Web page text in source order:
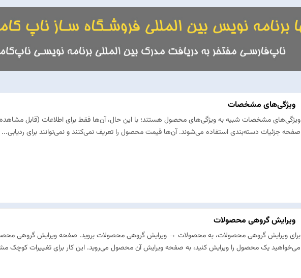
ویژگی‌های مشخصات
ویژگی‌های مشخصات شبیه به ویژگی‌های محصول هستند؛ با این حال، آن‌ها فقط برای اطلاعات (قابل
صفحه جزئیات دسته‌بندی استفاده می‌شوند. آن‌ها قیمت محصول را تعریف نمی‌کنند و نمی‌توانند برای ردیابی...
ویرایش گروهی محصولات
برای ویرایش گروهی محصولات، به محصولات → ویرایش گروهی محصولات بروید. صفحه ویرایش گروهی
می‌خواهید یک محصول را ویرایش کنید، به صفحه ویرایش آن محصول می‌روید. این کار برای تغییرات کوچک